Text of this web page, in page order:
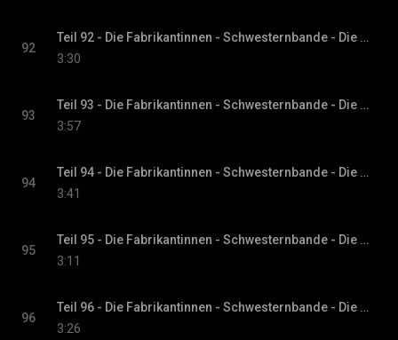
92
Teil 92 - Die Fabrikantinnen - Schwesternbande - Die Fabrikantinnen-Saga, Band 1
3:30
93
Teil 93 - Die Fabrikantinnen - Schwesternbande - Die Fabrikantinnen-Saga, Band 1
3:57
94
Teil 94 - Die Fabrikantinnen - Schwesternbande - Die Fabrikantinnen-Saga, Band 1
3:41
95
Teil 95 - Die Fabrikantinnen - Schwesternbande - Die Fabrikantinnen-Saga, Band 1
3:11
96
Teil 96 - Die Fabrikantinnen - Schwesternbande - Die Fabrikantinnen-Saga, Band 1
3:26